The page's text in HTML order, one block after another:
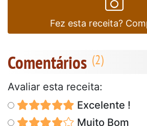
Fez esta receita?
Comentários
Avaliar esta receita:
Excelente !
Muito Bom